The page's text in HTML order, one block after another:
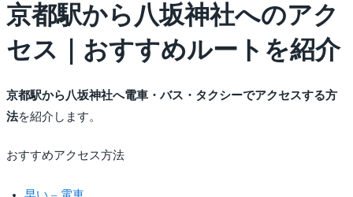
京都駅から八坂神社へのアク
セス｜おすすめルートを紹介
京都駅から八坂神社へ電車・バス・タクシーでアクセスする方
法を紹介します。
おすすめアクセス方法